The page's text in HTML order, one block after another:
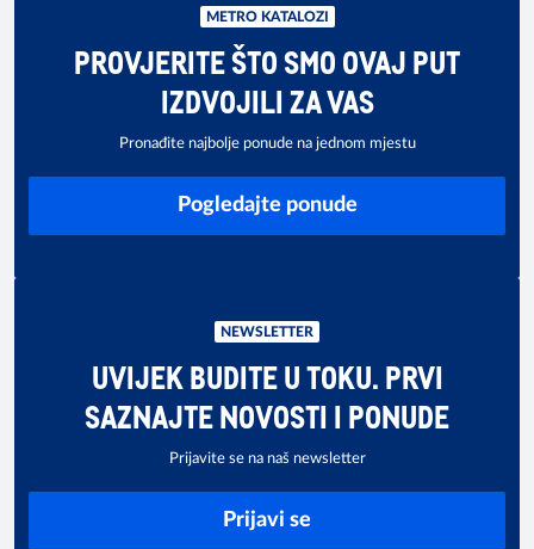
METRO KATALOZI
PROVJERITE ŠTO SMO OVAJ PUT
IZDVOJILI ZA VAS
Pronađite najbolje ponude na jednom mjestu
Pogledajte ponude
NEWSLETTER
UVIJEK BUDITE U TOKU. PRVI
SAZNAJTE NOVOSTI I PONUDE
Prijavite se na naš newsletter
Prijavi se